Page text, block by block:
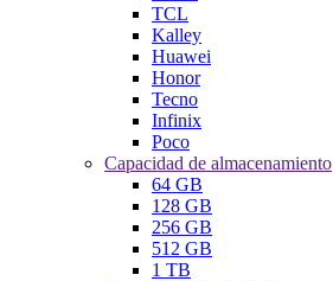
TCL
Kalley
Huawei
Honor
Tecno
Infinix
Poco
Capacidad de almacenamiento
64 GB
128 GB
256 GB
512 GB
1 TB